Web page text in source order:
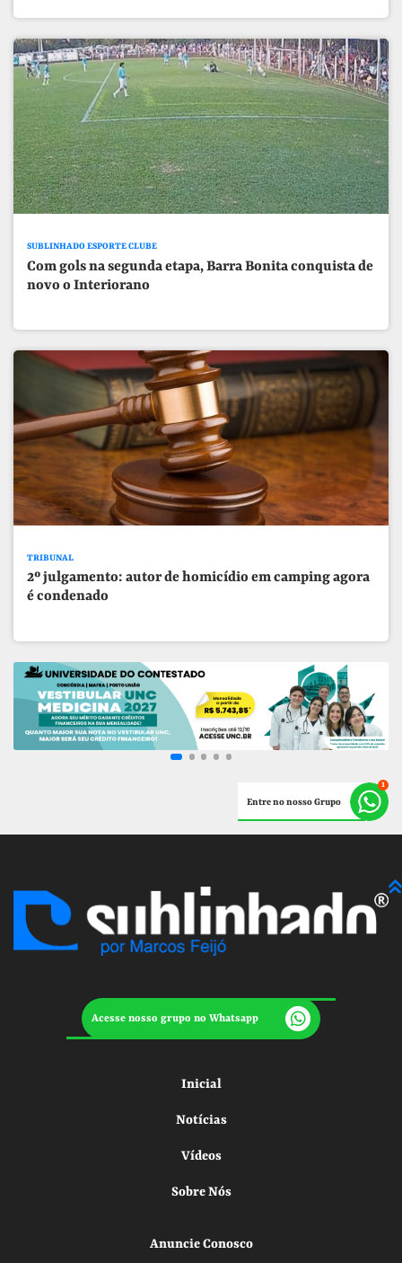
SUBLINHADO ESPORTE CLUBE
Com gols na segunda etapa, Barra Bonita conquista de
novo o Interiorano
TRIBUNAL
2º julgamento: autor de homicídio em camping agora
é condenado
Entre no nosso Grupo
Acesse nosso grupo no Whatsapp
Inicial
Notícias
Vídeos
Sobre Nós
Anuncie Conosco